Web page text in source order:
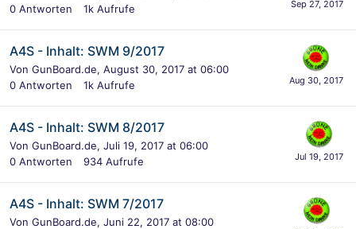
0 Antworten 1k Aufrufe
A4S - Inhalt: SWM 9/2017
Von GunBoard.de, August 30, 2017 at 06:00
0 Antworten 1k Aufrufe
A4S - Inhalt: SWM 8/2017
Von GunBoard.de, Juli 19, 2017 at 06:00
0 Antworten 934 Aufrufe
A4S - Inhalt: SWM 7/2017
Von GunBoard.de, Juni 22, 2017 at 08:00